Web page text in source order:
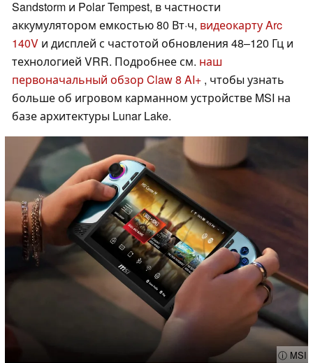
Sandstorm и Polar Tempest, в частности
аккумулятором емкостью 80 Вт·ч, видеокарту Arc
140V и дисплей с частотой обновления 48–120 Гц и
технологией VRR. Подробнее см. наш
первоначальный обзор Claw 8 AI+ , чтобы узнать
больше об игровом карманном устройстве MSI на
базе архитектуры Lunar Lake.
ⓘ MSI